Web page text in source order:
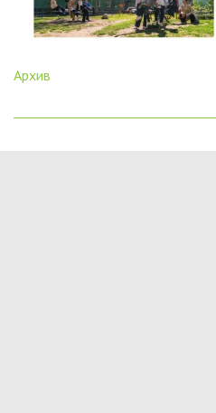
Архив